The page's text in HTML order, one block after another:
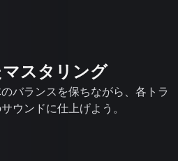
スタリング
バランスを保ちながら、各トラ
ウンドに仕上げよう。